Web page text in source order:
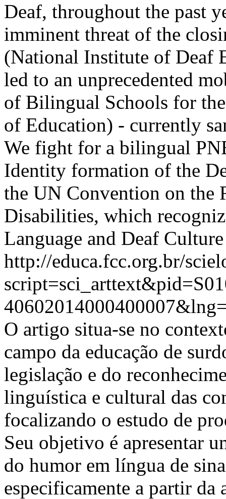
Deaf, throughout the past
imminent threat of the
(National Institute of Deaf
led to an unprecedented
of Bilingual Schools for
of Education) - currently
We fight for a bilingual
Identity formation of the
the UN Convention on the
Disabilities, which
Language and Deaf
http://educa.fcc.org.br/
O artigo situa-se no
campo da educação de
legislação e do
linguística e cultural das
focalizando o estudo de
Seu objetivo é apresentar
do humor em língua de
especificamente a partir da